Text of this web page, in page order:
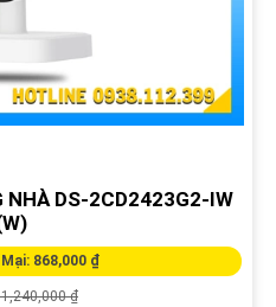
NHÀ DS-2CD2423G2-IW
868,000 ₫
₫